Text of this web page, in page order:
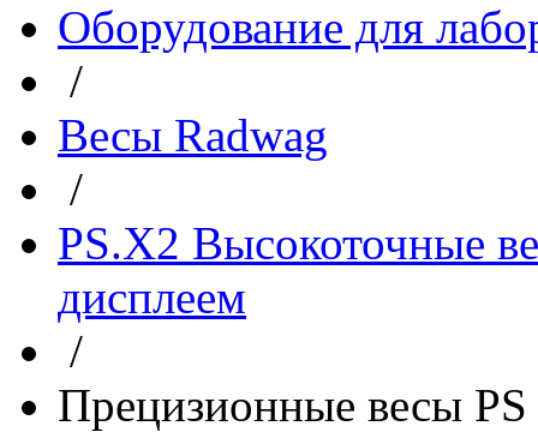
Оборудование для
/
Весы Radwag
/
PS.X2 Высокоточные
дисплеем
/
Прецизионные весы